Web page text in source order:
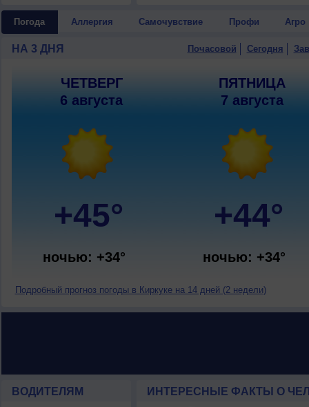
Погода Аллергия Самочувствие Профи Агро
НА 3 ДНЯ Почасовой Сегодня
ЧЕТВЕРГ
6 августа
+45°
ночью: +34°
ПЯТНИЦА
7 августа
+44°
ночью: +34°
Подробный прогноз погоды в Киркуке на 14 дней (2 недели)
ВОДИТЕЛЯМ ИНТЕРЕСНЫЕ ФАКТЫ О